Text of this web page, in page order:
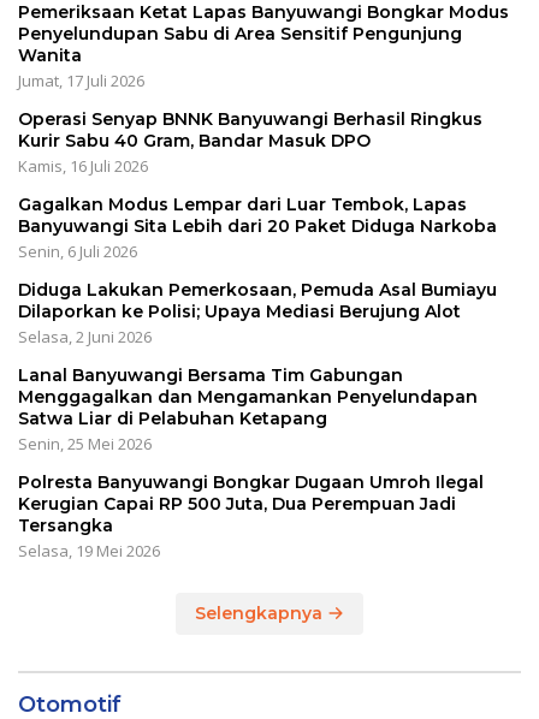
Pemeriksaan Ketat Lapas Banyuwangi Bongkar Modus
Penyelundupan Sabu di Area Sensitif Pengunjung
Wanita
Jumat, 17 Juli 2026
Operasi Senyap BNNK Banyuwangi Berhasil Ringkus
Kurir Sabu 40 Gram, Bandar Masuk DPO
Kamis, 16 Juli 2026
Gagalkan Modus Lempar dari Luar Tembok, Lapas
Banyuwangi Sita Lebih dari 20 Paket Diduga Narkoba
Senin, 6 Juli 2026
Diduga Lakukan Pemerkosaan, Pemuda Asal Bumiayu
Dilaporkan ke Polisi; Upaya Mediasi Berujung Alot
Selasa, 2 Juni 2026
Lanal Banyuwangi Bersama Tim Gabungan
Menggagalkan dan Mengamankan Penyelundapan
Satwa Liar di Pelabuhan Ketapang
Senin, 25 Mei 2026
Polresta Banyuwangi Bongkar Dugaan Umroh Ilegal
Kerugian Capai RP 500 Juta, Dua Perempuan Jadi
Tersangka
Selasa, 19 Mei 2026
Selengkapnya
Otomotif